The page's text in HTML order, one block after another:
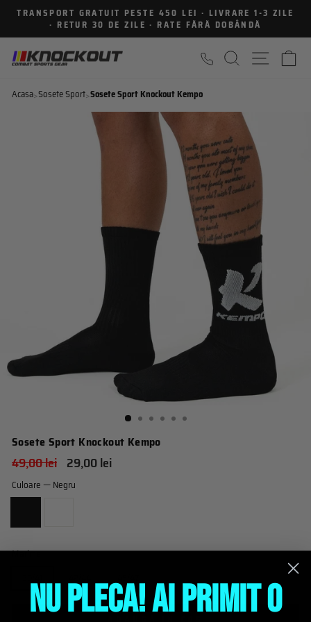
Sari
continut
Intrerupe
TRANSPORT GRATUIT PESTE 450 LEI · LIVRARE 1-3 ZILE
· RETUR 30 DE ZILE · RATE FĂRĂ DOBÂNDĂ
CAUTARE
Acasa>Sosete Sport>Sosete Sport Knockout Kempo
Sosete Sport Knockout Kempo
Pret
obisnuit
49,00 lei Pret
vanzare
29,00 lei
Culoare—Negru
Marime
NU PLECA! AI PRIMIT O